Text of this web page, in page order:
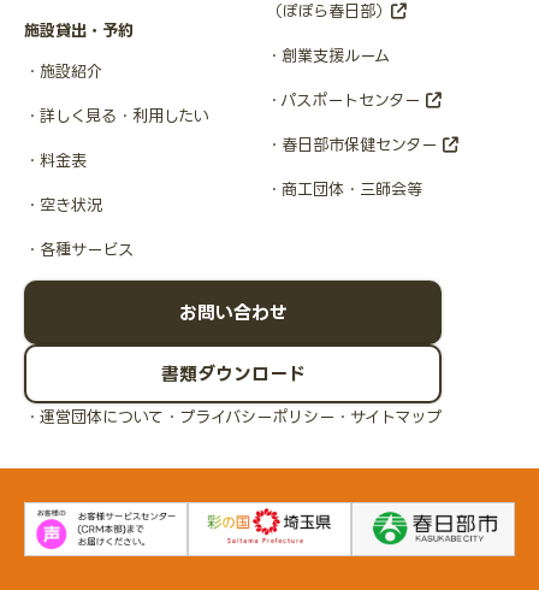
施設貸出・予約
施設紹介
詳しく見る・利用したい
料金表
空き状況
各種サービス
（ぽぽら春日部）
創業支援ルーム
パスポートセンター
春日部市保健センター
商工団体・三師会等
お問い合わせ
書類ダウンロード
運営団体について プライバシーポリシー サイトマップ